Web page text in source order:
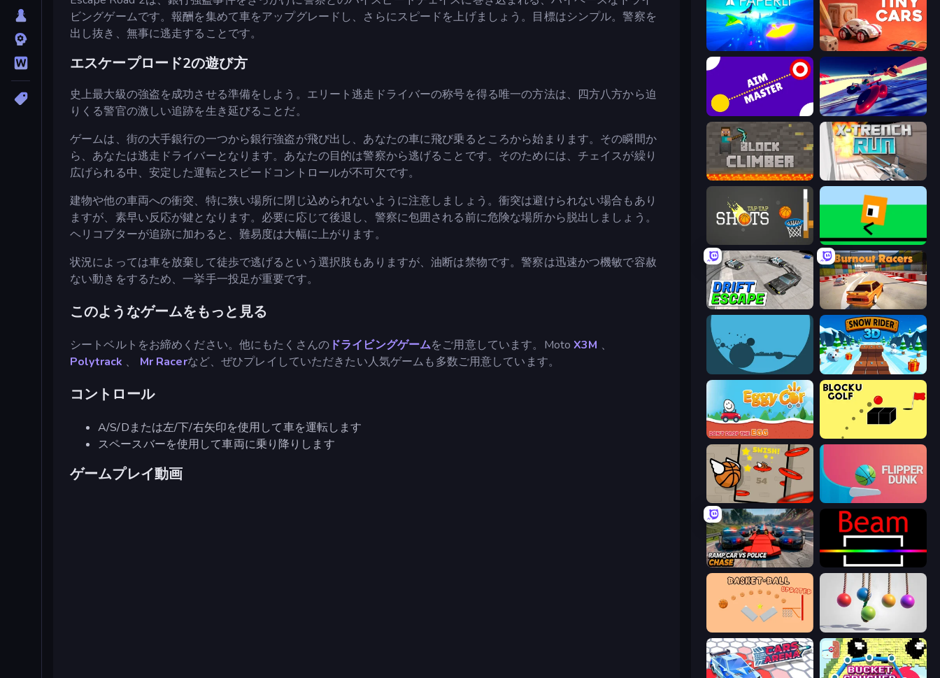
ビングゲームです。報酬を集めて車をアップグレードし、さらにスピードを上げましょう。目標はシンプル。警察を
出し抜き、無事に逃走することです。
エスケープロード2の遊び方
史上最大級の強盗を成功させる準備をしよう。エリート逃走ドライバーの称号を得る唯一の方法は、四方八方から迫
りくる警官の激しい追跡を生き延びることだ。
ゲームは、街の大手銀行の一つから銀行強盗が飛び出し、あなたの車に飛び乗るところから始まります。その瞬間か
ら、あなたは逃走ドライバーとなります。あなたの目的は警察から逃げることです。そのためには、チェイスが繰り
広げられる中、安定した運転とスピードコントロールが不可欠です。
建物や他の車両への衝突、特に狭い場所に閉じ込められないように注意しましょう。衝突は避けられない場合もあり
ますが、素早い反応が鍵となります。必要に応じて後退し、警察に包囲される前に危険な場所から脱出しましょう。
ヘリコプターが追跡に加わると、難易度は大幅に上がります。
状況によっては車を放棄して徒歩で逃げるという選択肢もありますが、油断は禁物です。警察は迅速かつ機敏で容赦
ない動きをするため、一挙手一投足が重要です。
このようなゲームをもっと見る
シートベルトをお締めください。他にもたくさんの ドライビングゲームをご用意しています。MotoX3M 、
Polytrack 、 Mr Racerなど、ぜひプレイしていただきたい人気ゲームも多数ご用意しています。
コントロール
A/S/Dまたは左/下/右矢印を使用して車を運転します
スペースバーを使用して車両に乗り降りします
ゲームプレイ動画
Paperly: Paper Plane Adventure Tiny Cars
Aim Master Hyperspace Racers 3
Block Climber X Trench Run
Oh, flip!
Drift Escape Burnout Racers
circloO Snow Rider 3D
Eggy Car Bounce Blocku Golf
Flappy Dunk Flipper Dunk 3D
Ramp Car VS Police: CHASE Beam
Pendulum Master